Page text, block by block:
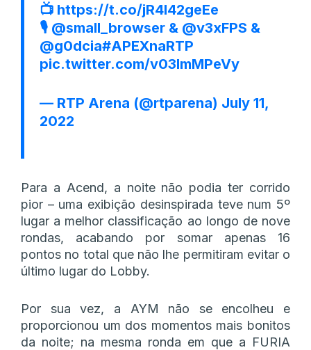
📺 https://t.co/jR4l42geEe
🎙 @small_browser & @v3xFPS &
@g0dcia#APEXnaRTP
pic.twitter.com/v03lmMPeVy
— RTP Arena (@rtparena) July 11,
2022
Para a Acend, a noite não podia ter corrido
pior – uma exibição desinspirada teve num 5º
lugar a melhor classificação ao longo de nove
rondas, acabando por somar apenas 16
pontos no total que não lhe permitiram evitar o
último lugar do Lobby.
Por sua vez, a AYM não se encolheu e
proporcionou um dos momentos mais bonitos
da noite; na mesma ronda em que a FURIA